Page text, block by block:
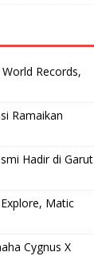
Records,
Ramaikan
Hadir di Garut
Matic
Cygnus X